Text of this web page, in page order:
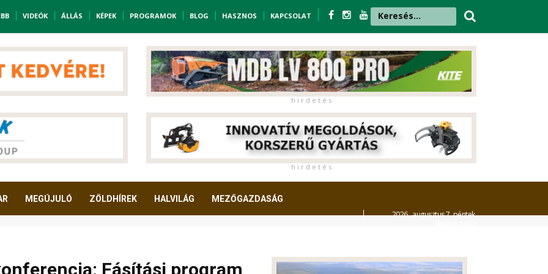
VIDEÓK ÁLLÁS KÉPEK PROGRAMOK BLOG HASZNOS KAPCSOLAT
h i r d e t é s
h i r d e t é s
MEGÚJULÓ ZÖLDHÍREK HALVILÁG MEZŐGAZDASÁG
2026. augusztus 7. péntek,
Fásítási program